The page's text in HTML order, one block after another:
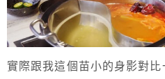
實際跟我這個苗小的身影對比